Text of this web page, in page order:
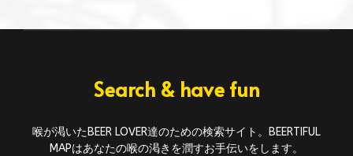
Search & have fun
喉が渇いたBEER LOVER達のための検索サイト。BEERTIFUL
MAPはあなたの喉の渇きを潤すお手伝いをします。